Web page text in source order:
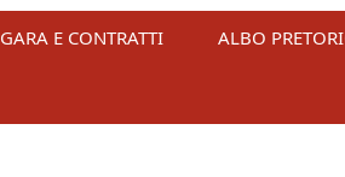
E CONTRATTI ALBO